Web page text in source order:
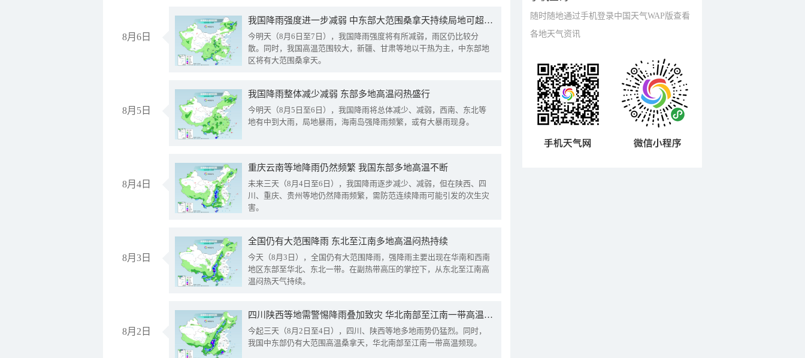
8月6日
我国降雨强度进一步减弱 中东部大范围桑拿天持续局地可超38℃
今明天（8月6日至7日），我国降雨强度将有所减弱，雨区仍比较分
散。同时，我国高温范围较大，新疆、甘肃等地以干热为主，中东部地
区将有大范围桑拿天。
8月5日
我国降雨整体减少减弱 东部多地高温闷热盛行
今明天（8月5日至6日），我国降雨将总体减少、减弱，西南、东北等
地有中到大雨，局地暴雨，海南岛强降雨频繁，或有大暴雨现身。
8月4日
重庆云南等地降雨仍然频繁 我国东部多地高温不断
未来三天（8月4日至6日），我国降雨逐步减少、减弱，但在陕西、四
川、重庆、贵州等地仍然降雨频繁，需防范连续降雨可能引发的次生灾
害。
8月3日
全国仍有大范围降雨 东北至江南多地高温闷热持续
今天（8月3日），全国仍有大范围降雨，强降雨主要出现在华南和西南
地区东部至华北、东北一带。在副热带高压的掌控下，从东北至江南高
温闷热天气持续。
8月2日
四川陕西等地需警惕降雨叠加致灾 华北南部至江南一带高温频现
今起三天（8月2日至4日），四川、陕西等地多地雨势仍猛烈。同时，
我国中东部仍有大范围高温桑拿天，华北南部至江南一带高温频现。
随时随地通过手机登录中国天气WAP版查看
各地天气资讯